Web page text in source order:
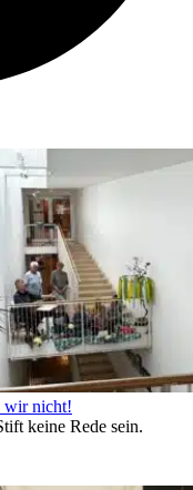
wir nicht!
keine Rede sein.